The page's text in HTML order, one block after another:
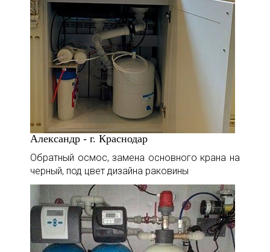
Александр - г. Краснодар
Обратный осмос, замена основного крана на
черный, под цвет дизайна раковины